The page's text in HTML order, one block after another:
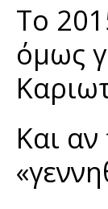
Το
όμως
Και